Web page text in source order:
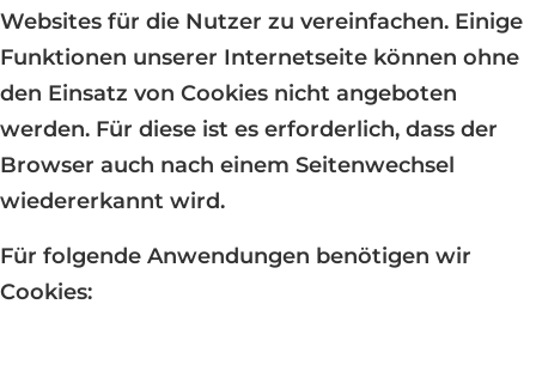
Websites für die Nutzer zu vereinfachen. Einige
Funktionen unserer Internetseite können ohne
den Einsatz von Cookies nicht angeboten
werden. Für diese ist es erforderlich, dass der
Browser auch nach einem Seitenwechsel
wiedererkannt wird.
Für folgende Anwendungen benötigen wir
Cookies: